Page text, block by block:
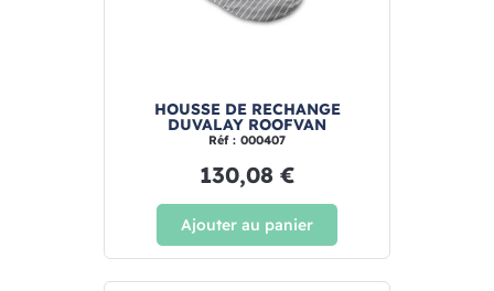
HOUSSE DE RECHANGE
DUVALAY ROOFVAN
Réf : 000407
130,08 €
Ajouter au panier